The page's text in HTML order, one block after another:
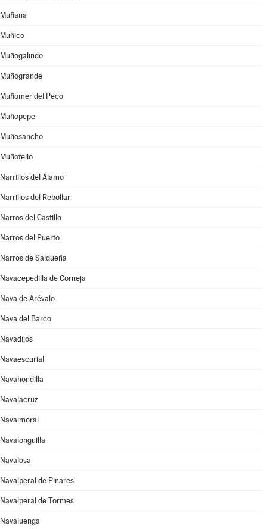
Muñana
Muñico
Muñogalindo
Muñogrande
Muñomer del Peco
Muñopepe
Muñosancho
Muñotello
Narrillos del Álamo
Narrillos del Rebollar
Narros del Castillo
Narros del Puerto
Narros de Saldueña
Navacepedilla de Corneja
Nava de Arévalo
Nava del Barco
Navadijos
Navaescurial
Navahondilla
Navalacruz
Navalmoral
Navalonguilla
Navalosa
Navalperal de Pinares
Navalperal de Tormes
Navaluenga